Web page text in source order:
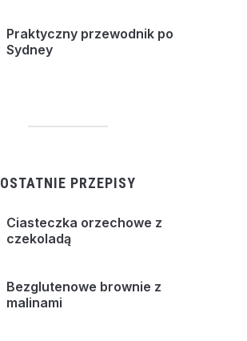
Praktyczny przewodnik po
Sydney
OSTATNIE PRZEPISY
Ciasteczka orzechowe z
czekoladą
Bezglutenowe brownie z
malinami